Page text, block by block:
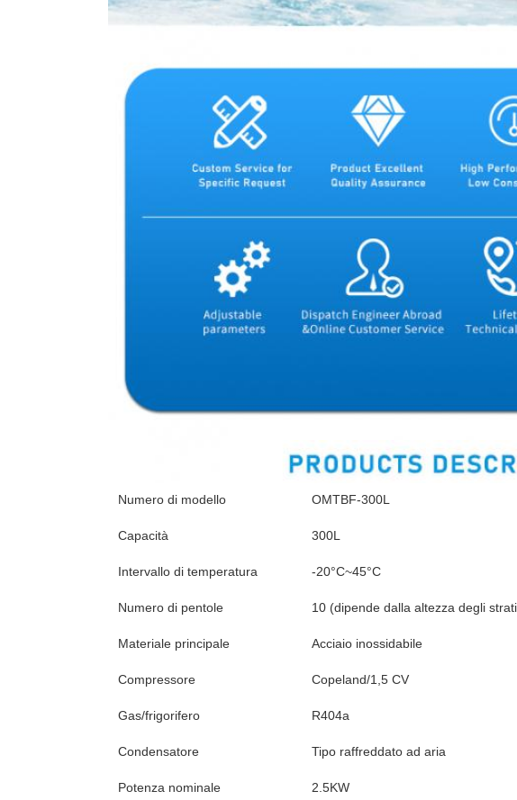
Numero di modello OMTBF-300L
Capacità 300L
Intervallo di temperatura -20°C~45°C
Numero di pentole 10 (dipende dalla altezza degli
Materiale principale Acciaio inossidabile
Compressore Copeland/1,5 CV
Gas/frigorifero R404a
Condensatore Tipo raffreddato ad aria
Potenza nominale 2.5KW